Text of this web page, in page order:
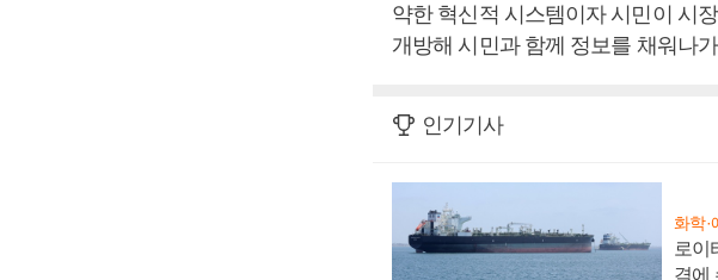
약한 혁신적 시스템이자 시민이 시
개방해 시민과 함께 정보를 채워나
인기기사
화학·
로이
격에